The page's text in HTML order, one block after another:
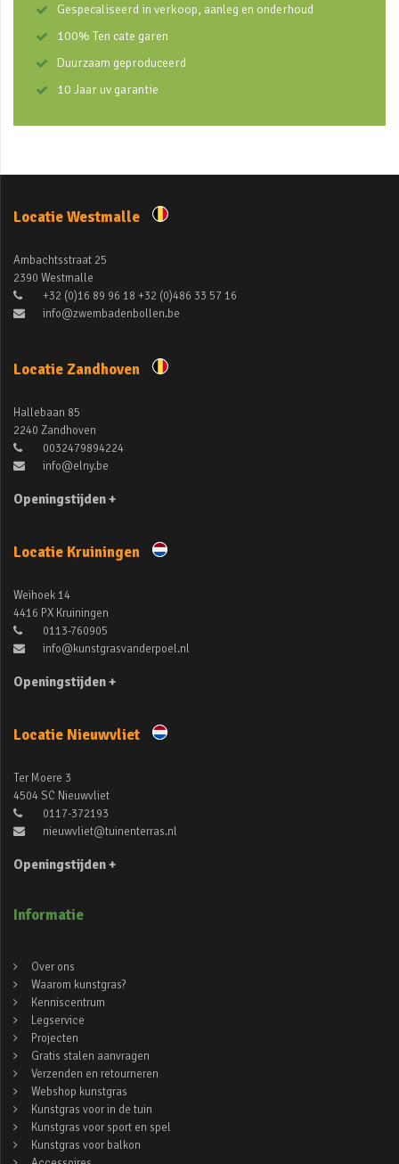
Gespecaliseerd in verkoop, aanleg en onderhoud
100% Ten cate garen
Duurzaam geproduceerd
10 Jaar uv garantie
Locatie Westmalle
Ambachtsstraat 25
2390 Westmalle
+32 (0)16 89 96 18 +32 (0)486 33 57 16
info@zwembadenbollen.be
Locatie Zandhoven
Hallebaan 85
2240 Zandhoven
0032479894224
info@elny.be
Openingstijden +
Locatie Kruiningen
Weihoek 14
4416 PX Kruiningen
0113-760905
info@kunstgrasvanderpoel.nl
Openingstijden +
Locatie Nieuwvliet
Ter Moere 3
4504 SC Nieuwvliet
0117-372193
nieuwvliet@tuinenterras.nl
Openingstijden +
Informatie
Over ons
Waarom kunstgras?
Kenniscentrum
Legservice
Projecten
Gratis stalen aanvragen
Verzenden en retourneren
Webshop kunstgras
Kunstgras voor in de tuin
Kunstgras voor sport en spel
Kunstgras voor balkon